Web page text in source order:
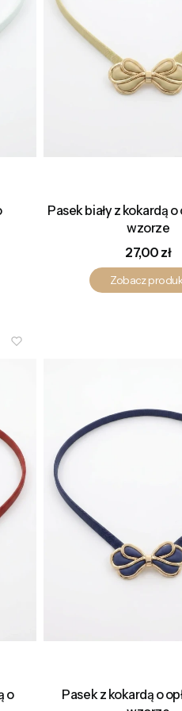
Pasek biały z kokardą
wzorze
Cena
27,00 zł
Zobacz
o
Pasek z kokardą o